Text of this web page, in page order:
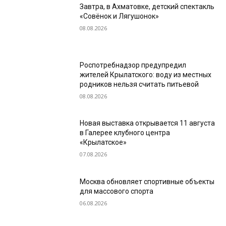
Завтра, в Ахматовке, детский спектакль
«Совёнок и Лягушонок»
08.08.2026
Роспотребнадзор предупредил
жителей Крылатского: воду из местных
родников нельзя считать питьевой
08.08.2026
Новая выставка открывается 11 августа
в Галерее клубного центра
«Крылатское»
07.08.2026
Москва обновляет спортивные объекты
для массового спорта
06.08.2026